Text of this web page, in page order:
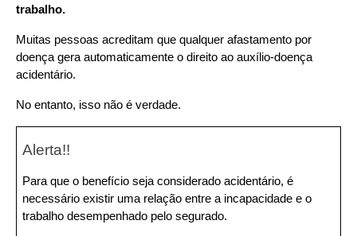
trabalho.
Muitas pessoas acreditam que qualquer afastamento por
doença gera automaticamente o direito ao auxílio-doença
acidentário.
No entanto, isso não é verdade.
Alerta!!
Para que o benefício seja considerado acidentário, é
necessário existir uma relação entre a incapacidade e o
trabalho desempenhado pelo segurado.